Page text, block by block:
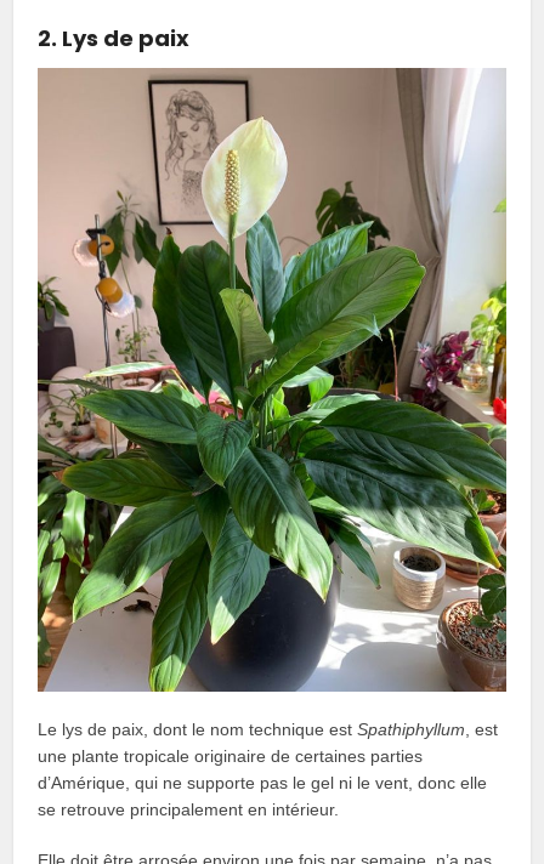
2. Lys de paix
Le lys de paix, dont le nom technique estSpathiphyllum , est
une plante tropicale originaire de certaines parties
d’Amérique, qui ne supporte pas le gel ni le vent, donc elle
se retrouve principalement en intérieur.
Elle doit être arrosée environ une fois par semaine, n’a pas